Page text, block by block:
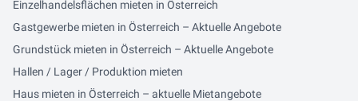
Einzelhandelsflächen mieten in Österreich
Gastgewerbe mieten in Österreich – Aktuelle Angebote
Grundstück mieten in Österreich – Aktuelle Angebote
Hallen / Lager / Produktion mieten
Haus mieten in Österreich – aktuelle Mietangebote